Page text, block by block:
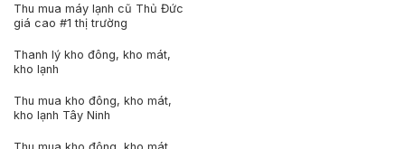
Thu mua máy lạnh cũ Thủ Đức
giá cao #1 thị trường
Thanh lý kho đông, kho mát,
kho lạnh
Thu mua kho đông, kho mát,
kho lạnh Tây Ninh